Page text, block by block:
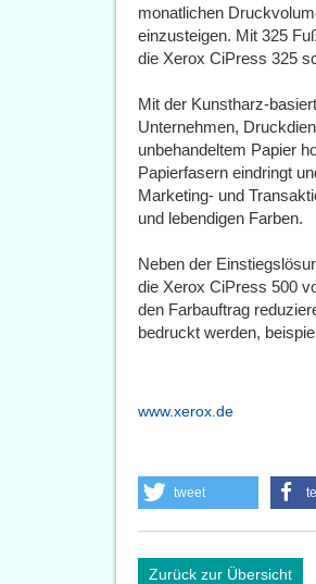
monatlichen
einzusteigen. Mit 325
die Xerox CiPress 325
Mit der Kunstharz-
Unternehmen,
unbehandeltem Papier
Papierfasern eindringt
Marketing- und
und lebendigen Farben.
Neben der
die Xerox CiPress 500
den Farbauftrag
bedruckt werden,
www.xerox.de
tweet
Zurück zur Übersicht